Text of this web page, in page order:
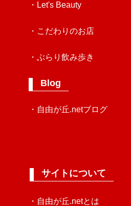
・Let's Beauty
・こだわりのお店
・ぶらり飲み歩き
Blog
・自由が丘.netブログ
サイトについて
・自由が丘.netとは